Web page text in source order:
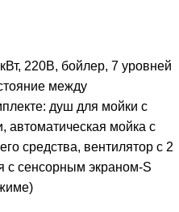
220В, бойлер, 7 уровней
между
душ для мойки с
автоматическая мойка с
средства, вентилятор с 2
с сенсорным экраном-S